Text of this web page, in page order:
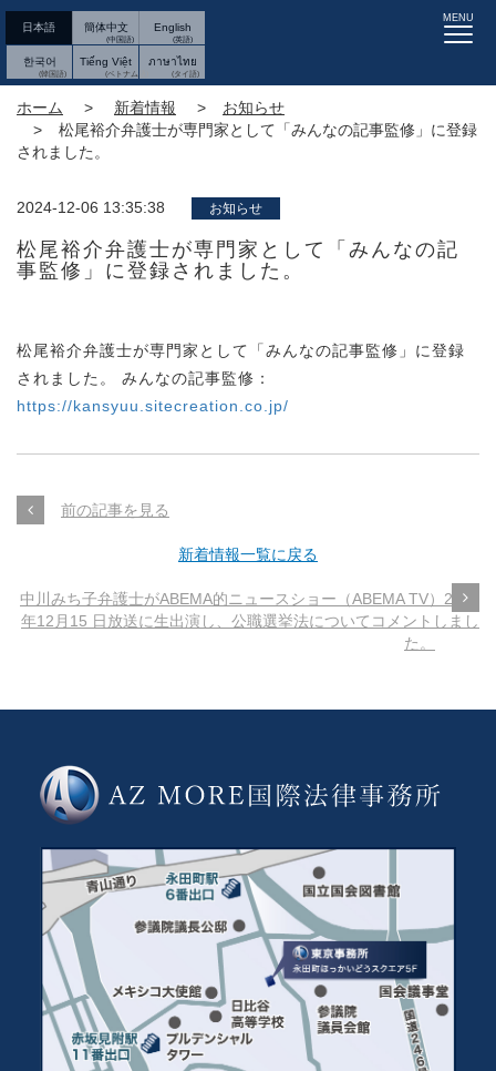
日本語 簡体中文 English
한국어 Tiếng Việt ภาษาไทย
MENU
ホーム 新着情報
お知らせ
松尾裕介弁護士が専門家として「みんなの記事監修」に登録
されました。
2024-12-06 13:35:38 お知らせ
松尾裕介弁護士が専門家として「みんなの記
事監修」に登録されました。
松尾裕介弁護士が専門家として「みんなの記事監修」に登録
されました。 みんなの記事監修：
https://kansyuu.sitecreation.co.jp/
前の記事を見る
新着情報一覧に戻る
中川みち子弁護士がABEMA的ニュースショー（ABEMA TV）2024
年12月15 日放送に生出演し、公職選挙法についてコメントしまし
た。